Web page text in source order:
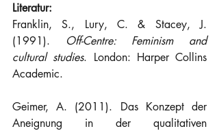
Literatur:
Franklin, S., Lury, C. & Stacey, J.
(1991).
Off-Centre: Feminism and
cultural studies. London: Harper Collins
Academic.
Geimer, A. (2011). Das Konzept der
Aneignung in der qualitativen